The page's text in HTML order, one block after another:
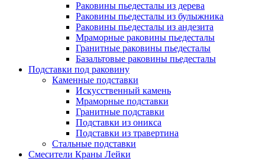
Раковины пьедесталы из дерева
Раковины пьедесталы из булыжника
Раковины пьедесталы из андезита
Мраморные раковины пьедесталы
Гранитные раковины пьедесталы
Базальтовые раковины пьедесталы
Подставки под раковину
Каменные подставки
Искусственный камень
Мраморные подставки
Гранитные подставки
Подставки из оникса
Подставки из травертина
Стальные подставки
Смесители Краны Лейки